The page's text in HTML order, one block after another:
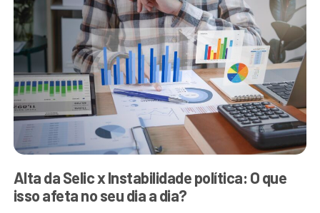
Alta da Selic x Instabilidade política: O que
isso afeta no seu dia a dia?